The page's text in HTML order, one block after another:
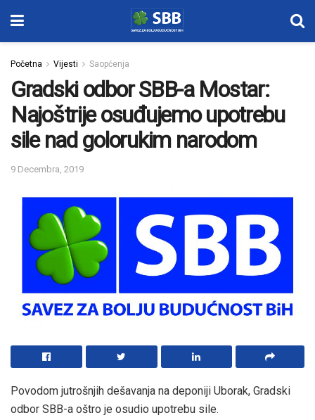
Početna Vijesti Saopćenja
Gradski odbor SBB-a Mostar:
Najoštrije osuđujemo upotrebu
sile nad golorukim narodom
9 Decembra, 2019
Povodom jutrošnjih dešavanja na deponiji Uborak, Gradski
odbor SBB-a oštro je osudio upotrebu sile.